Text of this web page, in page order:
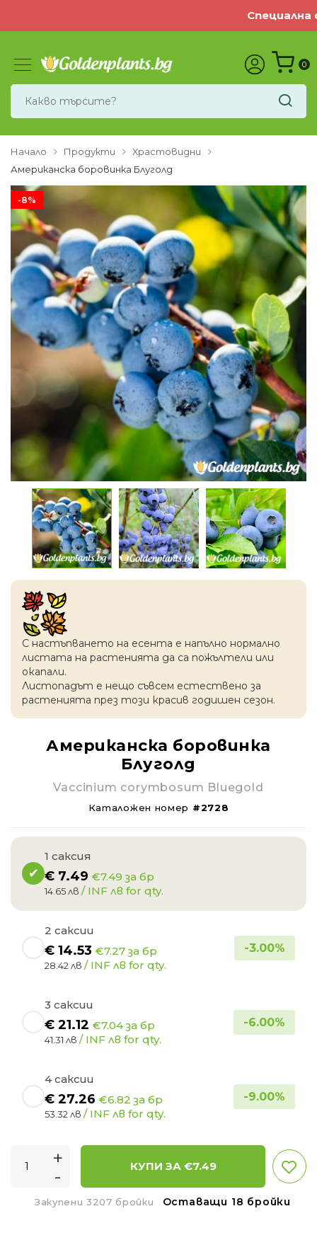
Специална
0
Начало Продукти
Храстовидни
Американска боровинка Блуголд
-8%
С настъпването на есентa е напълно нормално
листата на растенията да са пожълтели или
окапaли.
Листопадът е нещо съвсем естествено за
растенията през този красив годишен сезон.
Американска боровинка
Блуголд
Vaccinium corymbosum Bluegold
Каталожен номер #2728
1 саксия
€ 7.49 €7.49 за бр
14.65 лв / INF лв for qty.
2 саксии
€ 14.53 €7.27 за бр
28.42 лв / INF лв for qty.
-3.00%
3 саксии
€ 21.12 €7.04 за бр
41.31 лв / INF лв for qty.
-6.00%
4 саксии
€ 27.26 €6.82 за бр
53.32 лв / INF лв for qty.
-9.00%
+
-
КУПИ ЗА €7.49
Закупени 3207 бройки Оставащи 18 бройки